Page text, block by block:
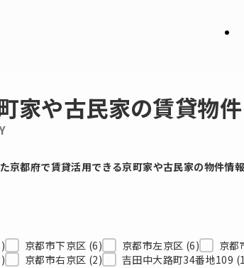
家や古民家の賃貸物件
京都府で賃貸活用できる京町家や古民家の物件情
京都市下京区 (6) 京都市左京区 (6) 京都
京都市右京区 (2) 吉田中大路町34番地109